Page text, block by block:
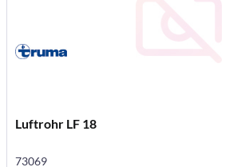
Luftrohr LF 18
73069